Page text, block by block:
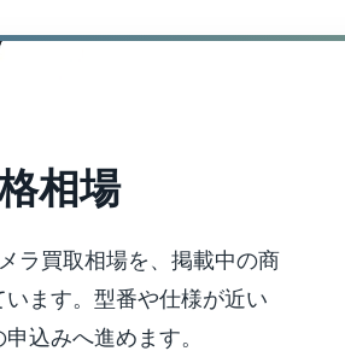
相場
ラ買取相場を、掲載中の商
ます。型番や仕様が近い
込みへ進めます。